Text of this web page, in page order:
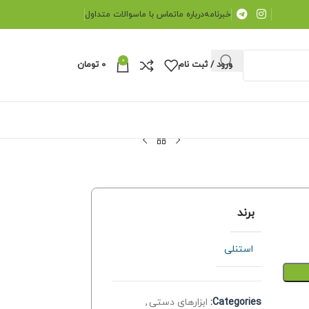
خبرنامهدرباره ماتماس با ماسوالات متداول
ورود / ثبت نام 0
0 تومان
برند
استنلی
Categories: ابزارهای دستی ,